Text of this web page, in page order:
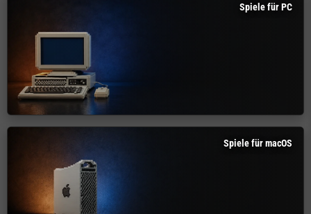
Spiele für PC
Spiele für macOS